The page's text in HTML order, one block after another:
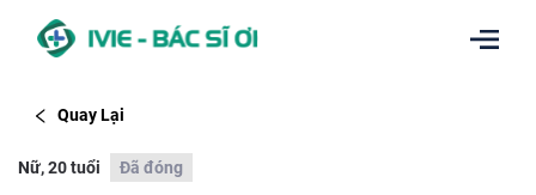
Quay Lại
Nữ, 20 tuổi Đã đóng